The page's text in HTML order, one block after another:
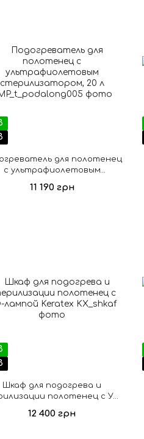
для полотенец
с ультрафиолетовым
11 190 грн
Шкаф для подогрева и
полотенец с УФ-
12 400 грн